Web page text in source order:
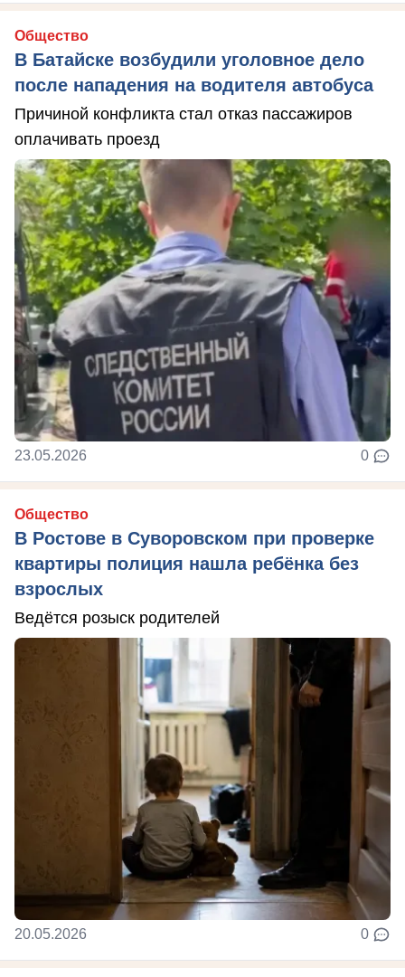
Общество
В Батайске возбудили уголовное дело
после нападения на водителя автобуса
Причиной конфликта стал отказ пассажиров
оплачивать проезд
23.05.2026 0
Общество
В Ростове в Суворовском при проверке
квартиры полиция нашла ребёнка без
взрослых
Ведётся розыск родителей
20.05.2026 0